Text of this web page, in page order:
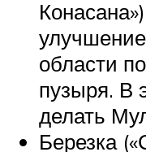
области
пузыря. В
делать
Березка